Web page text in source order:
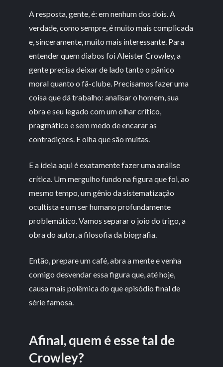
A resposta, gente, é: em nenhum dos dois. A
verdade, como sempre, é muito mais complicada
e, sinceramente, muito mais interessante. Para
entender quem diabos foi Aleister Crowley, a
gente precisa deixar de lado tanto o pânico
moral quanto o fã-clube. Precisamos fazer uma
coisa que dá trabalho: analisar o homem, sua
obra e seu legado com um olhar crítico,
pragmático e sem medo de encarar as
contradições. E olha que são muitas.
E a ideia aqui é exatamente fazer uma análise
crítica. Um mergulho fundo na figura que foi, ao
mesmo tempo, um gênio da sistematização
ocultista e um ser humano profundamente
problemático. Vamos separar o joio do trigo, a
obra do autor, a filosofia da biografia.
Então, prepare um café, abra a mente e venha
comigo desvendar essa figura que, até hoje,
causa mais polêmica do que episódio final de
série famosa.
Afinal, quem é esse tal de
Crowley?